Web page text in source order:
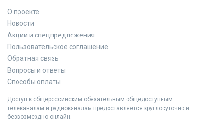
О проекте
Новости
Акции и спецпредложения
Пользовательское соглашение
Обратная связь
Вопросы и ответы
Способы оплаты
Доступ к общероссийским обязательным общедоступным
телеканалам и радиоканалам предоставляется круглосуточно и
безвозмездно онлайн.